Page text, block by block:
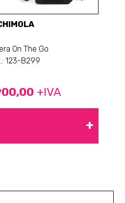
On The Go
123-B299
+IVA
+